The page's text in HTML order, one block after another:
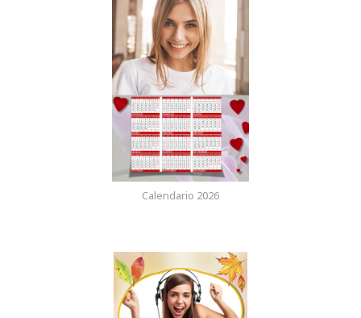
Calendario 2026